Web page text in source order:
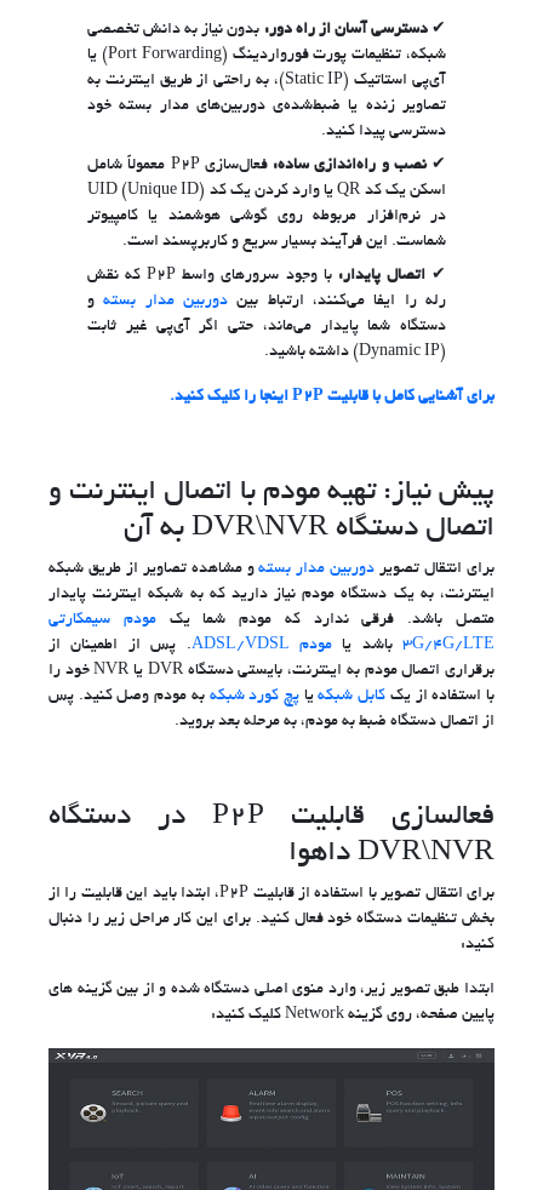
دسترسی آسان از راه دور: بدون نیاز به دانش تخصصی
شبکه، تنظیمات پورت فورواردینگ (Port Forwarding) یا
آی‌پی استاتیک (Static IP)، به راحتی از طریق اینترنت به
تصاویر زنده یا ضبط‌شده‌ی دوربین‌های مدار بسته خود
دسترسی پیدا کنید.
نصب و راه‌اندازی ساده:
فعال‌سازی P2P معمولاً شامل
اسکن یک کد QR یا وارد کردن یک کد UID (Unique ID)
در نرم‌افزار مربوطه روی گوشی هوشمند یا کامپیوتر
شماست. این فرآیند بسیار سریع و کاربرپسند است.
اتصال پایدار:
با وجود سرورهای واسط P2P که نقش
رله را ایفا می‌کنند، ارتباط بین دوربین مدار بستهو
دستگاه شما پایدار می‌ماند، حتی اگر آی‌پی غیر ثابت
(Dynamic IP) داشته باشید.
برای آشنایی کامل با قابلیت P2P اینجا را کلیک کنید.
پیش نیاز: تهیه مودم با اتصال اینترنت و
اتصال دستگاه DVR\NVR به آن
برای انتقال تصویر دوربین مدار بستهو مشاهده تصاویر از طریق شبکه
اینترنت، به یک دستگاه مودم نیاز دارید که به شبکه اینترنت پایدار
متصل باشد. فرقی ندارد که مودم شما یکمودم سیمکارتی
3G/4G/LTE باشد یامودم ADSL/VDSL
. پس از اطمینان از
برقراری اتصال مودم به اینترنت، بایستی دستگاه DVR یا NVR خود را
با استفاده از یک کابل شبکهیا پچ کورد شبکه به مودم وصل کنید. پس
از اتصال دستگاه ضبط به مودم، به مرحله بعد بروید.
فعالسازی قابلیت P2P در دستگاه
DVR\NVR داهوا
برای انتقال تصویر با استفاده از قابلیت P2P، ابتدا باید این قابلیت را از
بخش تنظیمات دستگاه خود فعال کنید. برای این کار مراحل زیر را دنبال
کنید:
ابتدا طبق تصویر زیر، وارد منوی اصلی دستگاه شده و از بین گزینه های
پایین صفحه، روی گزینه Network کلیک کنید: